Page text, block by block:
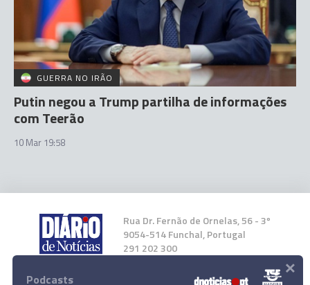
GUERRA NO IRÃO
Putin negou a Trump partilha de informações
com Teerão
10 Mar 19:58
Rua Dr. Fernão de Ornelas, 56 - 3º
9054-514 Funchal, Portugal
291 202 300
Instale a nossa App
Podcasts ×